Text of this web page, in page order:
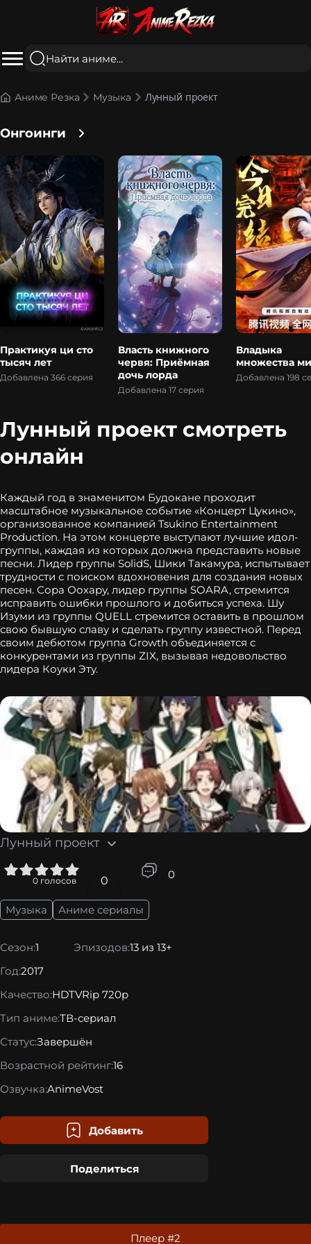
Аниме Резка Музыка Лунный проект
Онгоинги
Практикуя ци сто
тысяч лет
Добавлена 366 серия
Власть книжного
червя: Приёмная
дочь лорда
Добавлена 17 серия
Владыка
множества
Добавлена 198
Лунный проект смотреть
онлайн
Каждый год в знаменитом Будокане проходит
масштабное музыкальное событие «Концерт Цукино»,
организованное компанией Tsukino Entertainment
Production. На этом концерте выступают лучшие идол-
группы, каждая из которых должна представить новые
песни. Лидер группы SolidS, Шики Такамура, испытывает
трудности с поиском вдохновения для создания новых
песен. Сора Оохару, лидер группы SOARA, стремится
исправить ошибки прошлого и добиться успеха. Шу
Изуми из группы QUELL стремится оставить в прошлом
свою бывшую славу и сделать группу известной. Перед
своим дебютом группа Growth объединяется с
конкурентами из группы ZIX, вызывая недовольство
лидера Коуки Эту.
Лунный проект
0 голосов 0 0
Музыка Аниме сериалы
Сезон:1 Эпизодов:13 из 13+
Год:2017
Качество:HDTVRip 720p
Тип аниме:ТВ-сериал
Статус:Завершён
Возрастной рейтинг:16
Озвучка:AnimeVost
Добавить
Поделиться
Плеер #2